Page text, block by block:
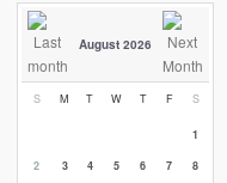
August 2026
S M T W T F S
1
2
3 4 5 6 7
8